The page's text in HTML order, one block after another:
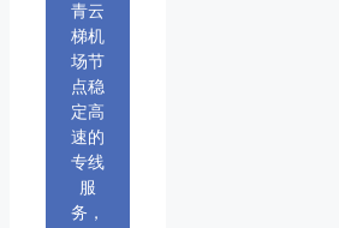
青云
梯机
场节
点稳
定高
速的
专线
服
务，